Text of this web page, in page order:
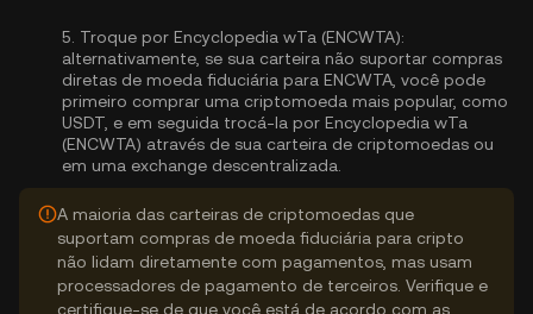
5. Troque por Encyclopedia wTa (ENCWTA):
alternativamente, se sua carteira não suportar compras
diretas de moeda fiduciária para ENCWTA, você pode
primeiro comprar uma criptomoeda mais popular, como
USDT, e em seguida trocá-la por Encyclopedia wTa
(ENCWTA) através de sua carteira de criptomoedas ou
em uma exchange descentralizada.
A maioria das carteiras de criptomoedas que
suportam compras de moeda fiduciária para cripto
não lidam diretamente com pagamentos, mas usam
processadores de pagamento de terceiros. Verifique e
certifique-se de que você está de acordo com as